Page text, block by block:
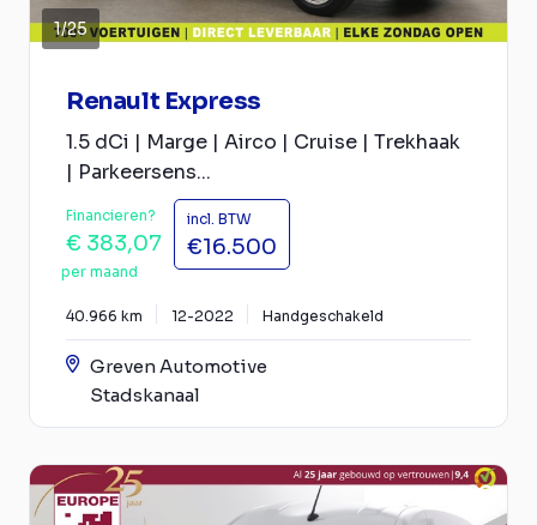
1/25
Renault Express
1.5 dCi | Marge | Airco | Cruise | Trekhaak
| Parkeersens...
Financieren?
€ 383,07
per maand
incl. BTW
€16.500
40.966 km 12-2022 Handgeschakeld
Greven Automotive
Stadskanaal